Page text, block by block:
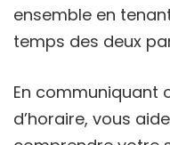
ensemble en
temps des deux
En communiquant
d’horaire, vous